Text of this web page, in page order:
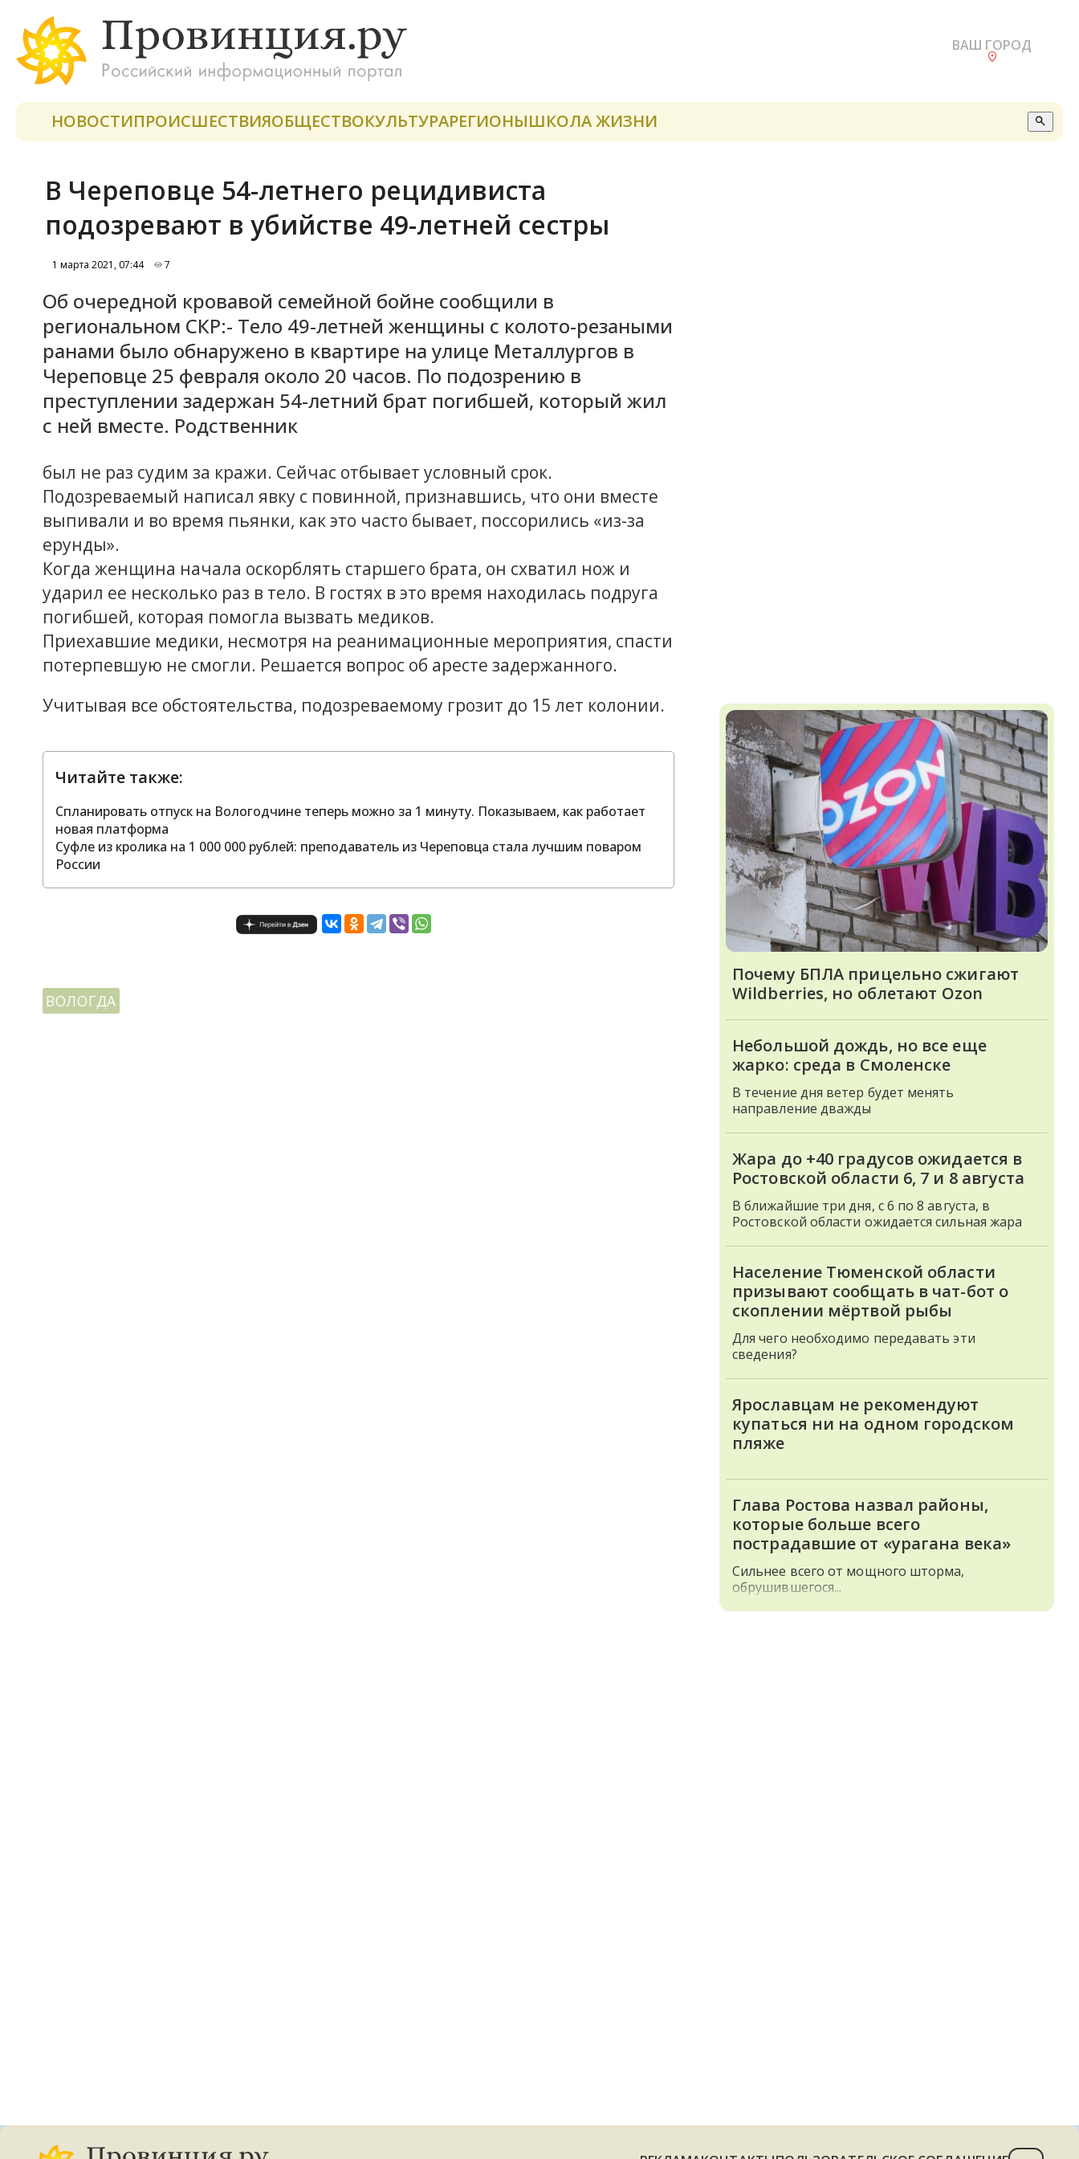
ВАШ ГОРОД
НОВОСТИПРОИСШЕСТВИЯОБЩЕСТВОКУЛЬТУРАРЕГИОНЫШКОЛА ЖИЗНИ
В Череповце 54-летнего рецидивиста
подозревают в убийстве 49-летней сестры
1 марта 2021, 07:44 7
Об очередной кровавой семейной бойне сообщили в
региональном СКР:- Тело 49-летней женщины с колото-резаными
ранами было обнаружено в квартире на улице Металлургов в
Череповце 25 февраля около 20 часов. По подозрению в
преступлении задержан 54-летний брат погибшей, который жил
с ней вместе. Родственник
был не раз судим за кражи. Сейчас отбывает условный срок.
Подозреваемый написал явку с повинной, признавшись, что они вместе
выпивали и во время пьянки, как это часто бывает, поссорились «из-за
ерунды».
Когда женщина начала оскорблять старшего брата, он схватил нож и
ударил ее несколько раз в тело. В гостях в это время находилась подруга
погибшей, которая помогла вызвать медиков.
Приехавшие медики, несмотря на реанимационные мероприятия, спасти
потерпевшую не смогли. Решается вопрос об аресте задержанного.
Учитывая все обстоятельства, подозреваемому грозит до 15 лет колонии.
Читайте также:
Спланировать отпуск на Вологодчине теперь можно за 1 минуту. Показываем, как работает
новая платформа
Суфле из кролика на 1 000 000 рублей: преподаватель из Череповца стала лучшим поваром
России
ВОЛОГДА
Почему БПЛА прицельно сжигают
Wildberries, но облетают Ozon
Небольшой дождь, но все еще
жарко: среда в Смоленске
В течение дня ветер будет менять
направление дважды
Жара до +40 градусов ожидается в
Ростовской области 6, 7 и 8 августа
В ближайшие три дня, с 6 по 8 августа, в
Ростовской области ожидается сильная жара
Население Тюменской области
призывают сообщать в чат-бот о
скоплении мёртвой рыбы
Для чего необходимо передавать эти
сведения?
Ярославцам не рекомендуют
купаться ни на одном городском
пляже
Глава Ростова назвал районы,
которые больше всего
пострадавшие от «урагана века»
Сильнее всего от мощного шторма,
обрушившегося...